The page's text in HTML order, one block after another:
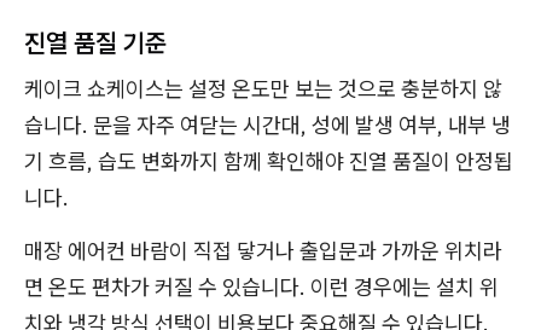
진열 품질 기준
케이크 쇼케이스는 설정 온도만 보는 것으로 충분하지 않
습니다. 문을 자주 여닫는 시간대, 성에 발생 여부, 내부 냉
기 흐름, 습도 변화까지 함께 확인해야 진열 품질이 안정됩
니다.
매장 에어컨 바람이 직접 닿거나 출입문과 가까운 위치라
면 온도 편차가 커질 수 있습니다. 이런 경우에는 설치 위
치와 냉각 방식 선택이 비용보다 중요해질 수 있습니다.